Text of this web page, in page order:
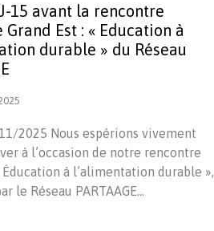
15 avant la rencontre
Est : « Education à
durable » du Réseau
2025 Nous espérions vivement
à l’occasion de notre rencontre
à l’alimentation durable »,
le Réseau PARTAAGE…